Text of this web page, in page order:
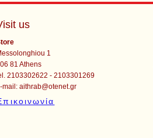
us
1
81 Athens
2103302622 - 2103301269
mail:aithrab@otenet.gr